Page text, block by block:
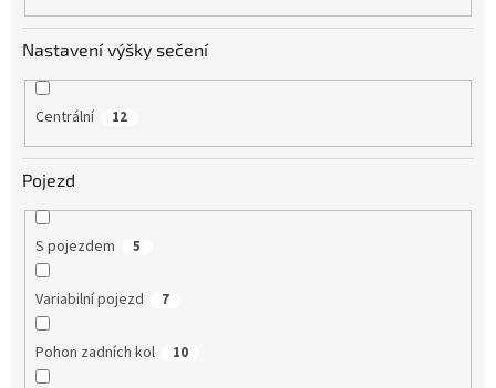
Nastavení výšky sečení
Centrální 12
Pojezd
S pojezdem 5
Variabilní pojezd 7
Pohon zadních kol 10